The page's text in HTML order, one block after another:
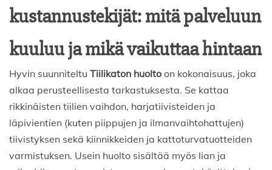
kustannustekijät: mitä palveluun
kuuluu ja mikä vaikuttaa hintaan
Hyvin suunniteltu Tiilikaton huolto on kokonaisuus, joka
alkaa perusteellisesta tarkastuksesta. Se kattaa
rikkinäisten tiilien vaihdon, harjatiivisteiden ja
läpivientien (kuten piippujen ja ilmanvaihtohattujen)
tiivistyksen sekä kiinnikkeiden ja kattoturvatuotteiden
varmistuksen. Usein huolto sisältää myös lian ja